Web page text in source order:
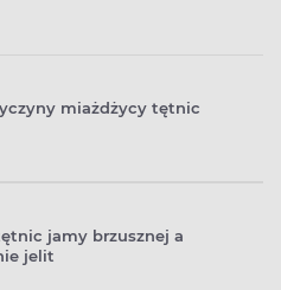
miażdżycy tętnic
jamy brzusznej a
jelit